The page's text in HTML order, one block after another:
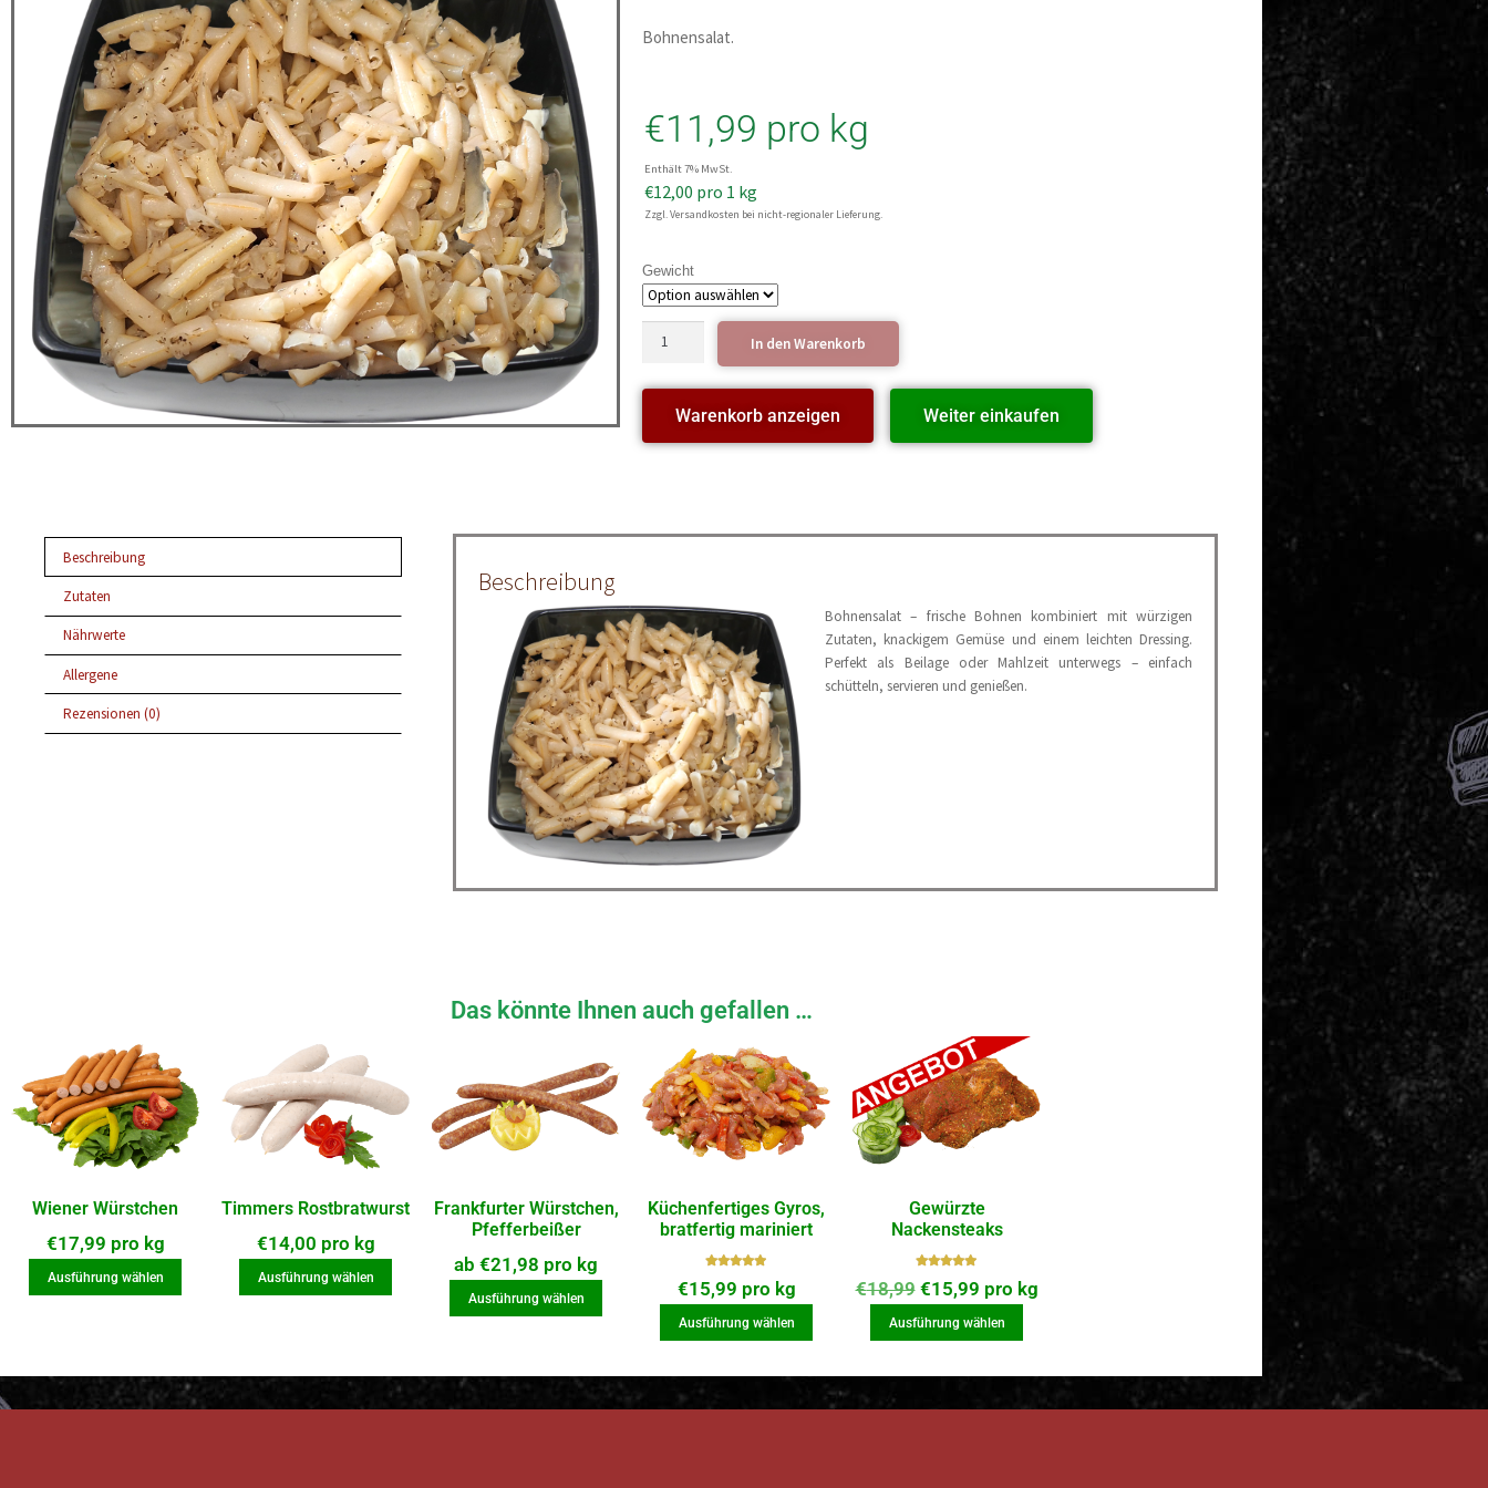
Bohnensalat.
€11,99 pro kg
Enthält 7% MwSt.
€12,00 pro 1 kg
Zzgl. Versandkosten bei nicht-regionaler Lieferung.
Gewicht
In den Warenkorb
Warenkorb anzeigen Weiter einkaufen
Beschreibung
Zutaten
Nährwerte
Allergene
Rezensionen (0)
Beschreibung
Bohnensalat – frische Bohnen kombiniert mit würzigen
Zutaten, knackigem Gemüse und einem leichten Dressing.
Perfekt als Beilage oder Mahlzeit unterwegs – einfach
schütteln, servieren und genießen.
Das könnte Ihnen auch gefallen …
Wiener Würstchen
€17,99 pro kg
Ausführung wählen
Timmers Rostbratwurst
€14,00 pro kg
Ausführung wählen
Frankfurter Würstchen,
Pfefferbeißer
ab €21,98 pro kg
Ausführung wählen
Küchenfertiges Gyros,
bratfertig mariniert
t mit
5
€15,99 pro kg
Ausführung wählen
Gewürzte
Nackensteaks
t mit
5
€18,99 €15,99 pro kg
Ausführung wählen